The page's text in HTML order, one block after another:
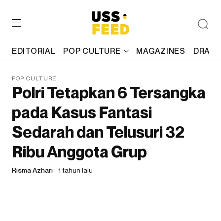
EDITORIAL POP CULTURE MAGAZINES
POP CULTURE
Polri Tetapkan 6 Tersangka
pada Kasus Fantasi
Sedarah dan Telusuri 32
Ribu Anggota Grup
Risma Azhari 1 tahun lalu